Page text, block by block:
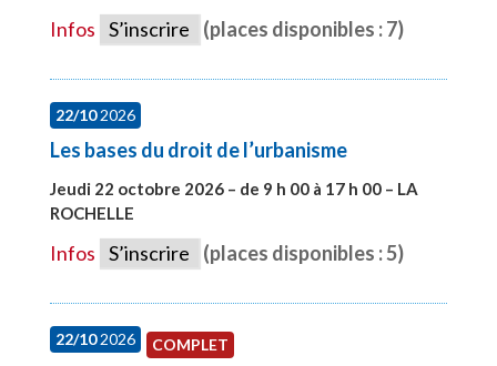
Infos S’inscrire (places disponibles : 7)
22/102026
Les bases du droit de l’urbanisme
Jeudi 22 octobre 2026 – de 9 h 00 à 17 h 00 – LA
ROCHELLE
Infos S’inscrire (places disponibles : 5)
22/102026 COMPLET